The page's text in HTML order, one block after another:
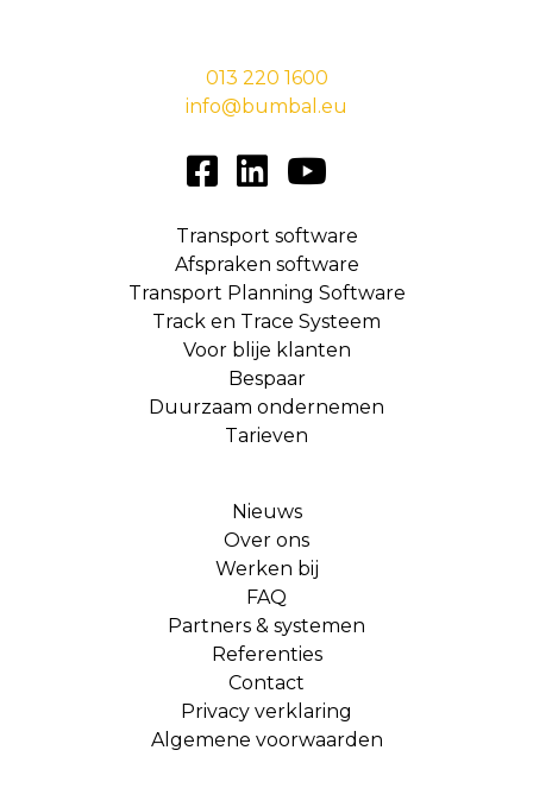
013 220 1600
info@bumbal.eu
Transport software
Afspraken software
Transport Planning Software
Track en Trace Systeem
Voor blije klanten
Bespaar
Duurzaam ondernemen
Tarieven
Nieuws
Over ons
Werken bij
FAQ
Partners & systemen
Referenties
Contact
Privacy verklaring
Algemene voorwaarden